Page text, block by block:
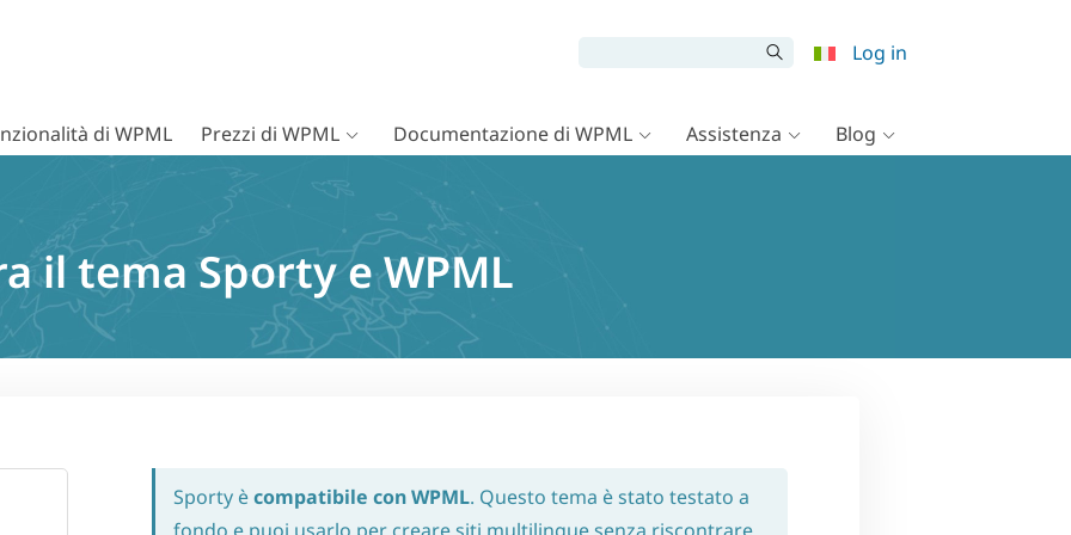
Log in
di WPML Prezzi di WPML Documentazione di WPML Assistenza Blog
il tema Sporty e WPML
Sporty ècompatibile con WPML. Questo tema è stato testato a